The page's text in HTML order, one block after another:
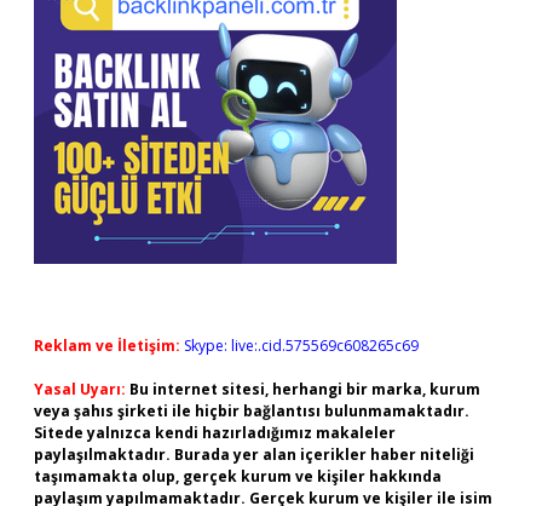
Reklam ve İletişim: Skype: live:.cid.575569c608265c69
Yasal Uyarı: Bu internet sitesi, herhangi bir marka, kurum
veya şahıs şirketi ile hiçbir bağlantısı bulunmamaktadır.
Sitede yalnızca kendi hazırladığımız makaleler
paylaşılmaktadır. Burada yer alan içerikler haber niteliği
taşımamakta olup, gerçek kurum ve kişiler hakkında
paylaşım yapılmamaktadır. Gerçek kurum ve kişiler ile isim